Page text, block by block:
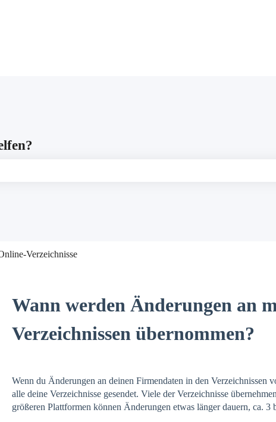
anzeigen
Verzeichnisse
Wann werden Änderungen an
Verzeichnissen übernommen?
Wenn du Änderungen an deinen Firmendaten in den Verzeichnissen
alle deine Verzeichnisse gesendet. Viele der Verzeichnisse
größeren Plattformen können Änderungen etwas länger dauern, ca. 3